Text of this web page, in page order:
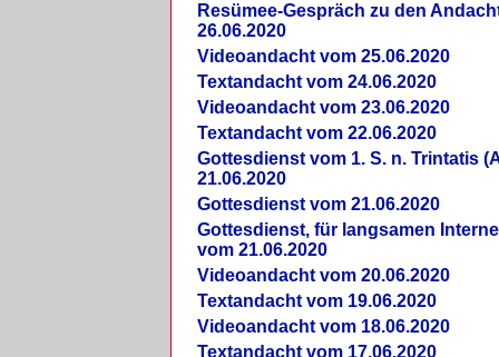
Re­sü­mee-Gespräch zu den
26.06.2020
Videoandacht vom 25.06.2020
Textandacht vom 24.06.2020
Videoandacht vom 23.06.2020
Textandacht vom 22.06.2020
Gottesdienst vom 1. S. n. Trintatis
21.06.2020
Gottesdienst vom 21.06.2020
Gottesdienst, für langsamen
vom 21.06.2020
Videoandacht vom 20.06.2020
Textandacht vom 19.06.2020
Videoandacht vom 18.06.2020
Textandacht vom 17.06.2020